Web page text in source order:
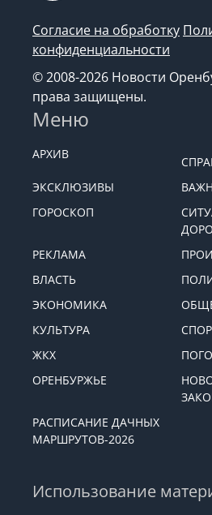
Согласие на обработку
конфиденциальности
© 2008-2026 Новости
права защищены.
Меню
АРХИВ
ЭКСКЛЮЗИВЫ
ГОРОСКОП
РЕКЛАМА
ВЛАСТЬ
ЭКОНОМИКА
КУЛЬТУРА
ЖКХ
ОРЕНБУРЖЬЕ
РАСПИСАНИЕ ДАЧНЫХ
МАРШРУТОВ-2026
Использование